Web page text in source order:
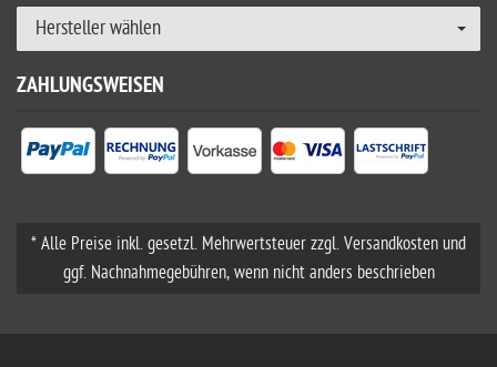
Hersteller wählen
ZAHLUNGSWEISEN
* Alle Preise inkl. gesetzl. Mehrwertsteuer zzgl. Versandkosten und
ggf. Nachnahmegebühren, wenn nicht anders beschrieben